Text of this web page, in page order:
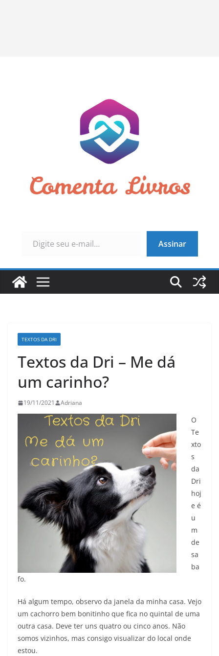
Assinar
TEXTOS DA DRI
Textos da Dri – Me dá
um carinho?
19/11/2021 Adriana
O
Te
xto
s
da
Dri
hoj
e é
u
m
de
sa
ba
fo.
Há algum tempo, observo da janela da minha casa. Vejo
um cachorro bem bonitinho que fica no quintal de uma
outra casa. Deve ter uns quatro ou cinco anos. Não
somos vizinhos, mas consigo visualizar do local onde
estou.